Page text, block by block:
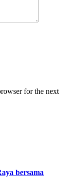
for the next
bersama